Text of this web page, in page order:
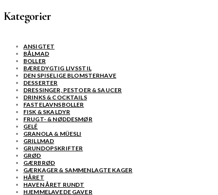
Kategorier
ANSIGTET
BÅLMAD
BOLLER
BÆREDYGTIG LIVSSTIL
DEN SPISELIGE BLOMSTERHAVE
DESSERTER
DRESSINGER, PESTOER & SAUCER
DRINKS & COCKTAILS
FASTELAVNSBOLLER
FISK & SKALDYR
FRUGT- & NØDDESMØR
GELÉ
GRANOLA & MÜESLI
GRILLMAD
GRUNDOPSKRIFTER
GRØD
GÆRBRØD
GÆRKAGER & SAMMENLAGTE KAGER
HÅRET
HAVEN ÅRET RUNDT
HJEMMELAVEDE GAVER